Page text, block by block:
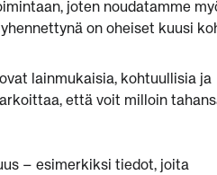
joten noudatamme
on oheiset kuusi
lainmukaisia, kohtuullisia ja
että voit milloin
– esimerkiksi tiedot, joita